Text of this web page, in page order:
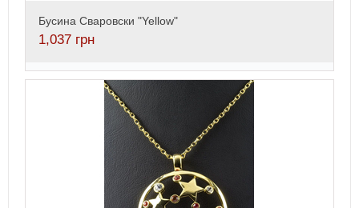
Бусина Сваровски "Yellow"
1,037 грн